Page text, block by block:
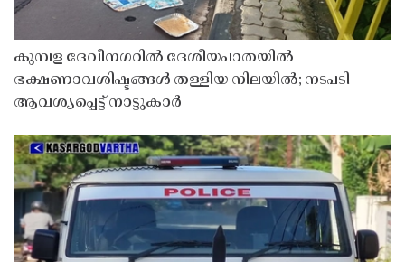
കുമ്പള ദേവീനഗറിൽ ദേശീയപാതയിൽ
ഭക്ഷണാവശിഷ്ടങ്ങൾ തള്ളിയ നിലയിൽ; നടപടി
ആവശ്യപ്പെട്ട് നാട്ടുകാർ